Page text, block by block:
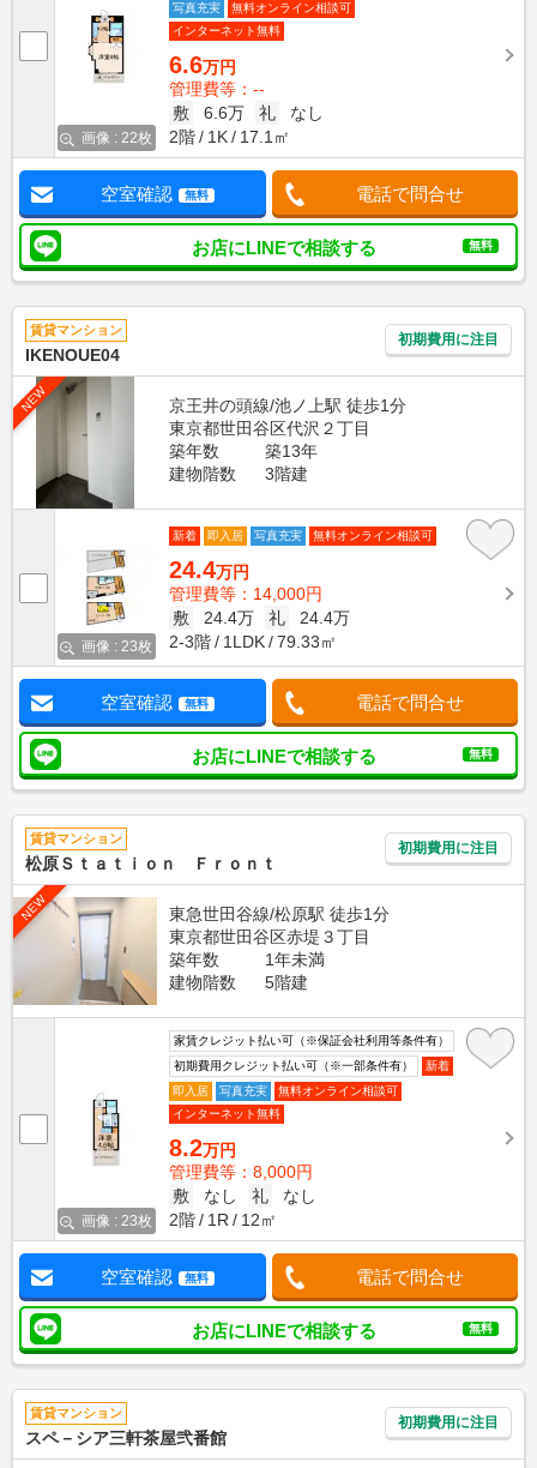
画像 : 22枚
写真充実
無料オンライン相談可
インターネット無料
6.6万円
管理費等：--
敷
6.6万 礼
なし
2階
1K 17.1㎡
空室確認 無料 電話で問合せ
お店にLINEで相談する 無料
賃貸マンション
IKENOUE04
初期費用に注目
NEW
京王井の頭線/池ノ上駅 徒歩1分
東京都世田谷区代沢２丁目
築年数
築13年
建物階数
3階建
画像 : 23枚
新着 即入居 写真充実 無料オンライン相談可
24.4万円
管理費等：14,000円
敷
24.4万 礼
24.4万
2-3階
1LDK 79.33㎡
空室確認 無料 電話で問合せ
お店にLINEで相談する 無料
賃貸マンション
松原Ｓｔａｔｉｏｎ Ｆｒｏｎｔ
初期費用に注目
NEW
東急世田谷線/松原駅 徒歩1分
東京都世田谷区赤堤３丁目
築年数
1年未満
建物階数
5階建
画像 : 23枚
家賃クレジット払い可（※保証会社利用等条件有）
初期費用クレジット払い可（※一部条件有）
新着
即入居
写真充実
無料オンライン相談可
インターネット無料
8.2万円
管理費等：8,000円
敷
なし 礼
なし
2階
1R 12㎡
空室確認 無料 電話で問合せ
お店にLINEで相談する 無料
賃貸マンション
スペ－シア三軒茶屋弐番館
初期費用に注目